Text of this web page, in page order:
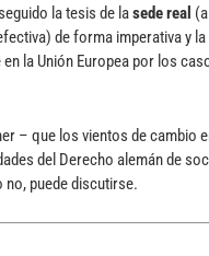
la tesis de lasede real
de forma imperativa y
la Unión Europea por los
– que los vientos de cambio
del Derecho alemán de
puede discutirse.